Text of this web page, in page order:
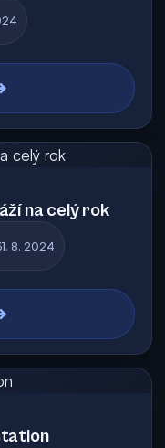
na celý rok
8. 2024